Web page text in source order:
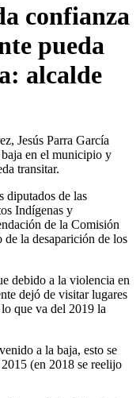
confianza
pueda
alcalde
Jesús Parra García
en el municipio y
transitar.
diputados de las
Indígenas y
de la Comisión
la desaparición de los
debido a la violencia en
dejó de visitar lugares
que va del 2019 la
a la baja, esto se
(en 2018 se reelijo